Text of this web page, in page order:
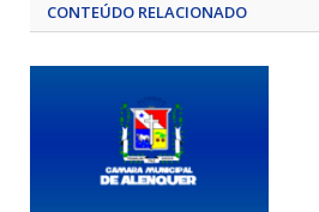
CONTEÚDO RELACIONADO